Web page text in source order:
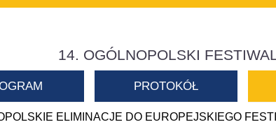
14. OGÓLNOPOLSKI
PROTOKÓŁ
ELIMINACJE DO EUROPEJSKIEGO